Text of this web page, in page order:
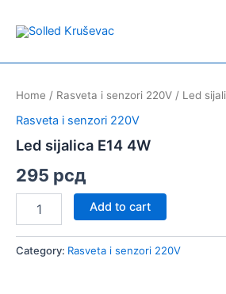
Home / Rasveta i senzori 220V / Led
Rasveta i senzori 220V
Led sijalica E14 4W
295 рсд
E14
4W
Add to cart
Category: Rasveta i senzori 220V